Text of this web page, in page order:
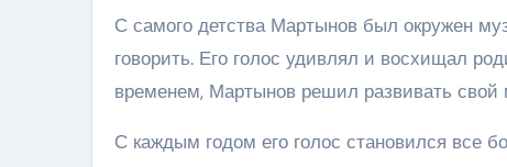
С самого детства Мартынов был окружен
говорить. Его голос удивлял и восхищал
временем, Мартынов решил развивать свой
С каждым годом его голос становился все